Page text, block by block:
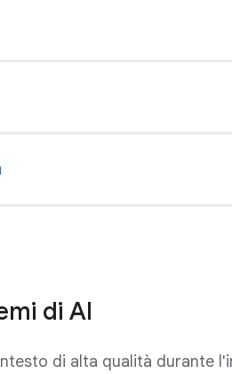
di AI
di alta qualità durante